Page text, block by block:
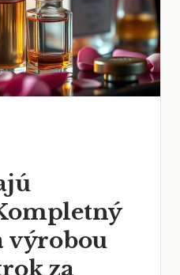
výrobou
za